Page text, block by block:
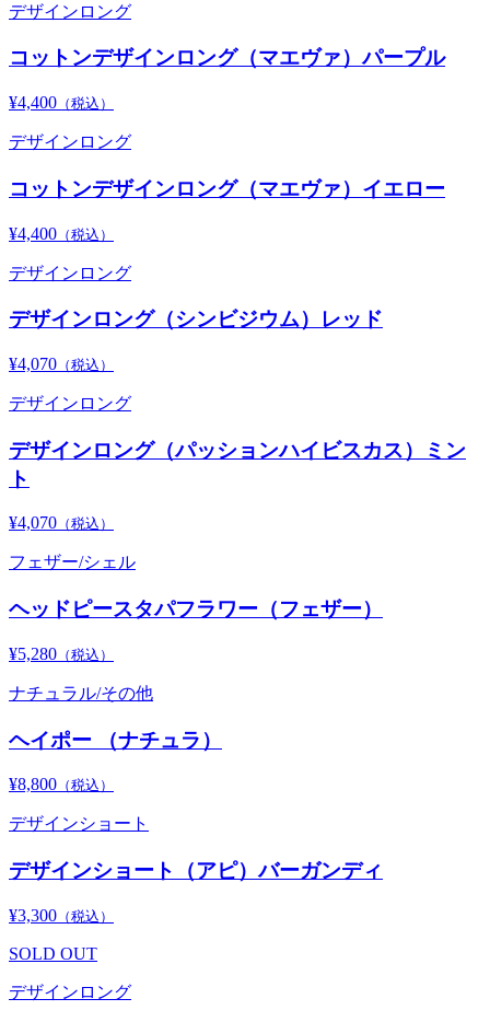
デザインロング
コットンデザインロング（マエヴァ）パープル
¥4,400 （税込）
デザインロング
コットンデザインロング（マエヴァ）イエロー
¥4,400 （税込）
デザインロング
デザインロング（シンビジウム）レッド
¥4,070 （税込）
デザインロング
デザインロング（パッションハイビスカス）ミン
ト
¥4,070 （税込）
フェザー/シェル
ヘッドピースタパフラワー（フェザー）
¥5,280 （税込）
ナチュラル/その他
ヘイポー （ナチュラ）
¥8,800 （税込）
デザインショート
デザインショート（アピ）バーガンディ
¥3,300 （税込）
SOLD OUT
デザインロング